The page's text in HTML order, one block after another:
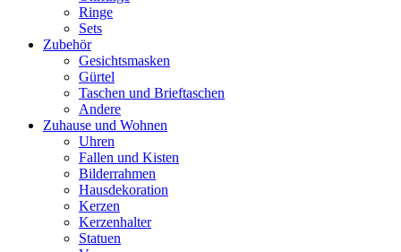
Ringe
Sets
Zubehör
Gesichtsmasken
Gürtel
Taschen und Brieftaschen
Andere
Zuhause und Wohnen
Uhren
Fallen und Kisten
Bilderrahmen
Hausdekoration
Kerzen
Kerzenhalter
Statuen